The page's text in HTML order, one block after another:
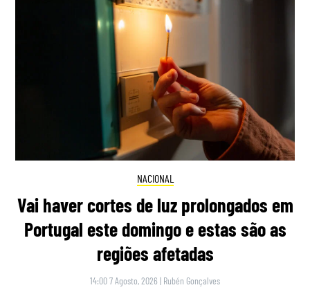
NACIONAL
Vai haver cortes de luz prolongados em
Portugal este domingo e estas são as
regiões afetadas
14:00 7 Agosto, 2026 | Rubén Gonçalves